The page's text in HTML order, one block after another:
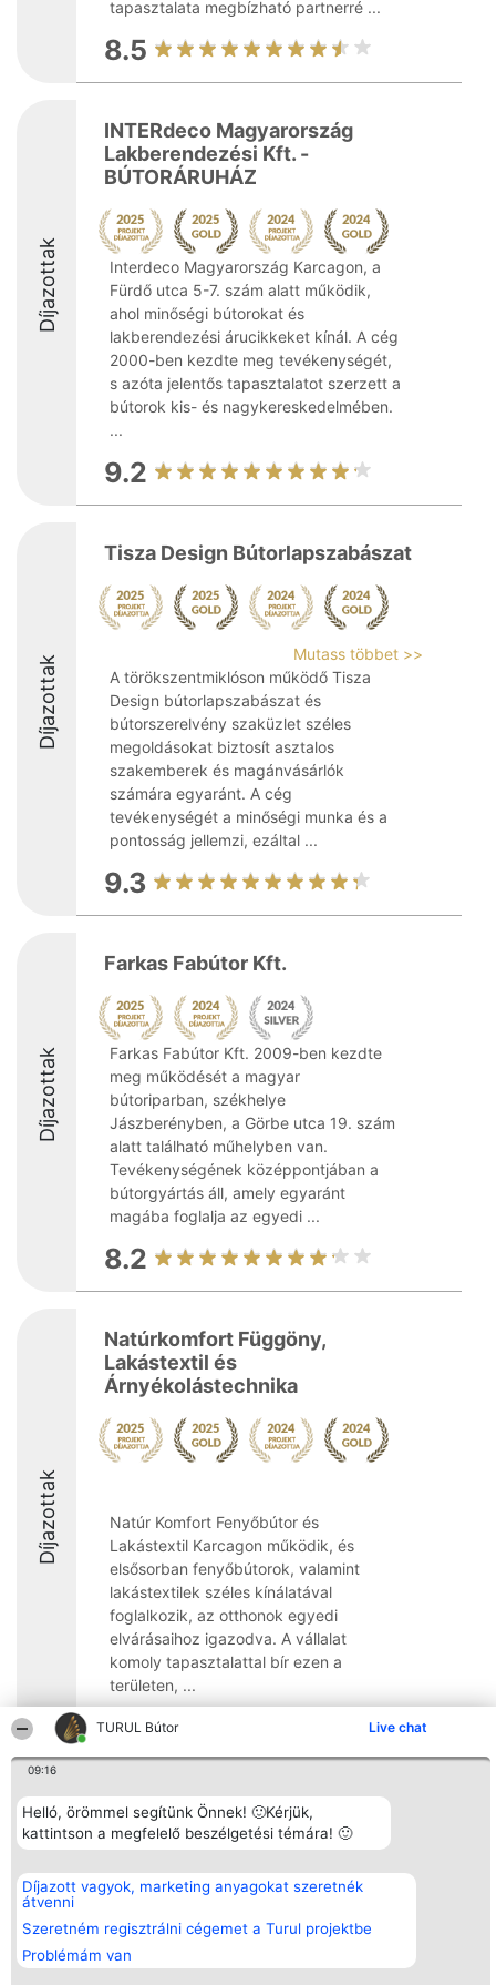
TURUL Bútor Live chat
09:16
Helló, örömmel segítünk Önnek! 🙂Kérjük,
kattintson a megfelelő beszélgetési témára! 🙂
Díjazott vagyok, marketing anyagokat szeretnék
átvenni
Szeretném regisztrálni cégemet a Turul projektbe
Problémám van
tapasztalata megbízható partnerré ...
8.5
Díjazottak
INTERdeco Magyarország
Lakberendezési Kft. -
BÚTORÁRUHÁZ
Interdeco Magyarország Karcagon, a
Fürdő utca 5-7. szám alatt működik,
ahol minőségi bútorokat és
lakberendezési árucikkeket kínál. A cég
2000-ben kezdte meg tevékenységét,
s azóta jelentős tapasztalatot szerzett a
bútorok kis- és nagykereskedelmében.
...
9.2
Díjazottak
Tisza Design Bútorlapszabászat
Mutass többet >>
A törökszentmiklóson működő Tisza
Design bútorlapszabászat és
bútorszerelvény szaküzlet széles
megoldásokat biztosít asztalos
szakemberek és magánvásárlók
számára egyaránt. A cég
tevékenységét a minőségi munka és a
pontosság jellemzi, ezáltal ...
9.3
Díjazottak
Farkas Fabútor Kft.
Farkas Fabútor Kft. 2009-ben kezdte
meg működését a magyar
bútoriparban, székhelye
Jászberényben, a Görbe utca 19. szám
alatt található műhelyben van.
Tevékenységének középpontjában a
bútorgyártás áll, amely egyaránt
magába foglalja az egyedi ...
8.2
Díjazottak
Natúrkomfort Függöny,
Lakástextil és
Árnyékolástechnika
Natúr Komfort Fenyőbútor és
Lakástextil Karcagon működik, és
elsősorban fenyőbútorok, valamint
lakástextilek széles kínálatával
foglalkozik, az otthonok egyedi
elvárásaihoz igazodva. A vállalat
komoly tapasztalattal bír ezen a
területen, ...
9.3
Rangsorszervező
SC Beautiful Company S.R.L.
Bulevardul Aleea Timișul De
Sus Nr. 2, Bl. A30, Sc. A, Et.
4, Ap. 13
Bukarest 53-238
Adószám 36737675
tel: +363 033 425 71
Népszavazás
Nyertesek
Az összes
díjazottak
listája
Szabályok
Prywatności
Elérhetőség